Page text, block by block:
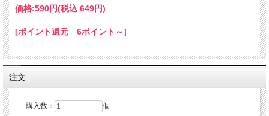
価格:590円(税込 649円)
[ポイント還元 6ポイント～]
注文
購入数： 個